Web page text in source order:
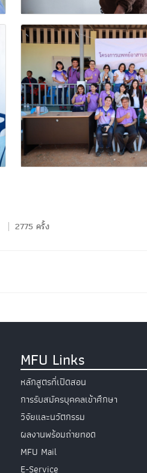
2775 ครั้ง
MFU Links
หลักสูตรที่เปิดสอน
การรับสมัครบุคคลเข้าศึกษา
วิจัยและนวัตกรรม
ผลงานพร้อมถ่ายทอด
MFU Mail
E-Service